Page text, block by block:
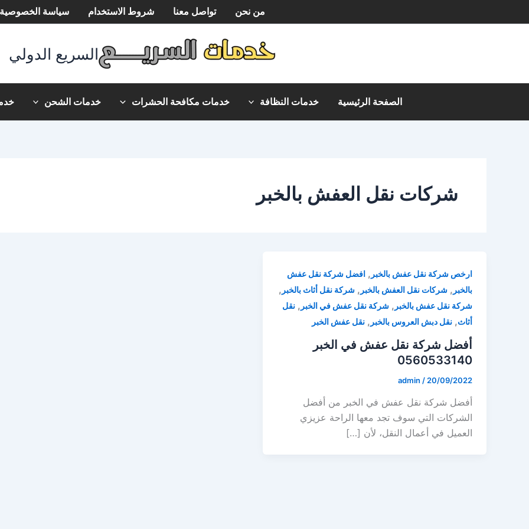
إلى
من نحن تواصل معنا شروط الاستخدام سياسة الخصوصية
السريع الدولي
الصفحة الرئيسية خدمات النظافة خدمات مكافحة الحشرات خدمات الشحن
شركات نقل العفش بالخبر
ارخص شركة نقل عفش بالخبر , افضل شركة نقل عفش
بالخبر , شركات نقل العفش بالخبر , شركة نقل أثاث بالخبر ,
شركة نقل عفش بالخبر , شركة نقل عفش في الخبر , نقل
أثاث, نقل دبش العروس بالخبر , نقل عفش الخبر
أفضل شركة نقل عفش في الخبر
0560533140
admin / 20/09/2022
أفضل شركة نقل عفش في الخبر من أفضل
الشركات التي سوف تجد معها الراحة عزيزي
العميل في أعمال النقل، لأن […]